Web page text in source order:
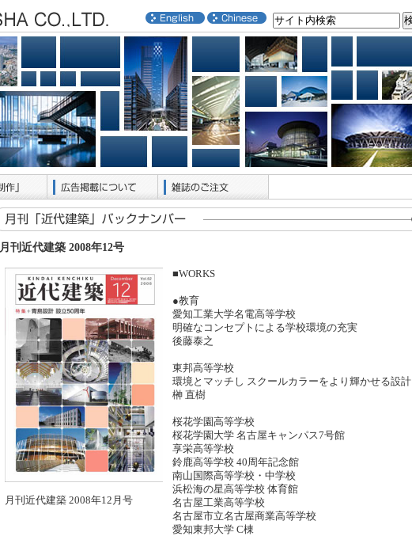
月刊近代建築 2008年12号
月刊近代建築 2008年12月号
■WORKS
●教育
愛知工業大学名電高等学校
明確なコンセプトによる学校環境の充実
後藤泰之
東邦高等学校
環境とマッチし スクールカラーをより輝かせる設計
榊 直樹
桜花学園高等学校
桜花学園大学 名古屋キャンパス7号館
享栄高等学校
鈴鹿高等学校 40周年記念館
南山国際高等学校・中学校
浜松海の星高等学校 体育館
名古屋工業高等学校
名古屋市立名古屋商業高等学校
愛知東邦大学 C棟